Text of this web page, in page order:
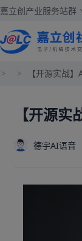
嘉立创产业服务站群
> > 【开源实战
【开源
德宇AI语音